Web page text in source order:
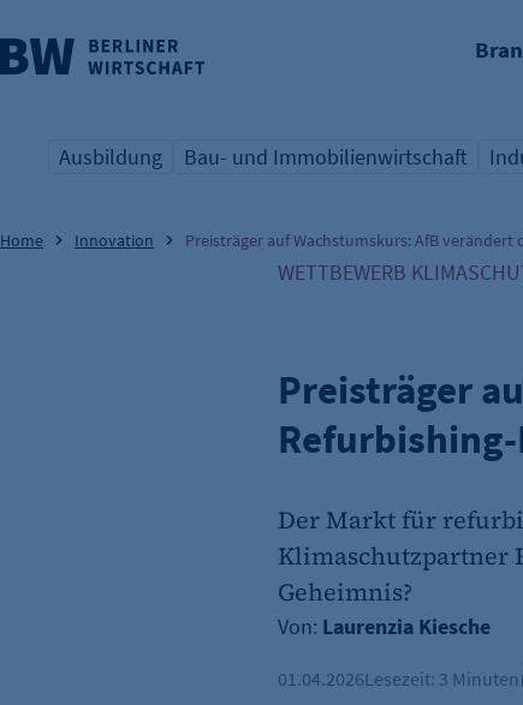
überspringen
Übersicht Schlagwort
Ausbildung
Übersicht Schlagwort
Bau- und Immobilienwirtschaft
Home Innovation Preisträger auf Wachstumskurs: AfB verändert
WETTBEWERB
Preisträger
Der Markt für
Klimaschutzpartner
Geheimnis?
Von: Laurenzia Kiesche
01.04.2026Lesezeit: 3 Minuten